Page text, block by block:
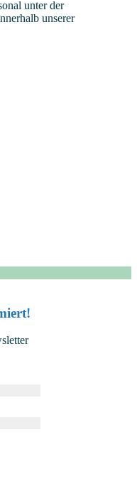
unter der
unserer